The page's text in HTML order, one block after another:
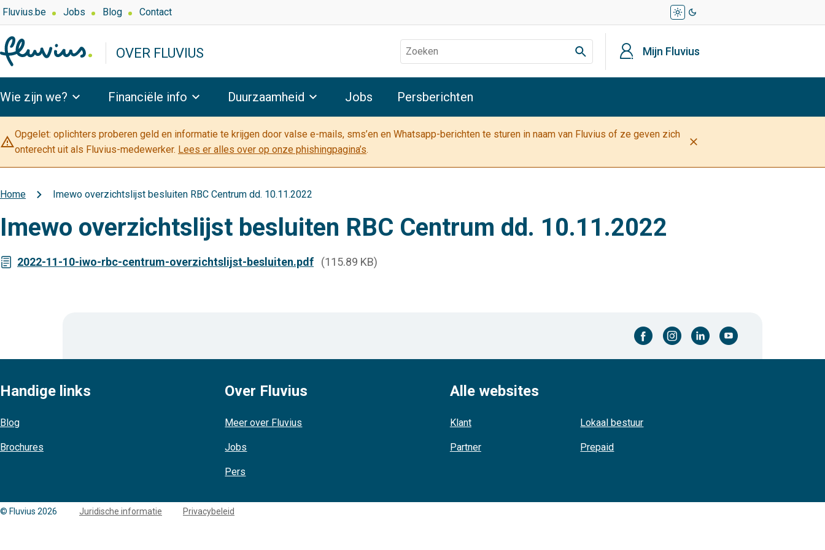
Overslaan
en
naar
de
inhoud
gaan
Top
navigation
Over
Fluvius
Fluvius.be Jobs Blog Contact light_mode dark_mode
OVER FLUVIUS
Zoeken profiel Mijn Fluvius
Wie zijn we? Financiële info Duurzaamheid Jobs Persberichten
warning_amber
Opgelet: oplichters proberen geld en informatie te krijgen door valse e-mails, sms’en en Whatsapp-berichten te sturen in naam van Fluvius of ze geven zich
onterecht uit als Fluvius-medewerker. Lees er alles over op onze phishingpagina’s.
close
Kruimelpad
Home Imewo overzichtslijst besluiten RBC Centrum dd. 10.11.2022
Imewo overzichtslijst besluiten RBC Centrum dd. 10.11.2022
2022-11-10-iwo-rbc-centrum-overzichtslijst-besluiten.pdf (115.89 KB)
facebook-cirkel instagram-cirkel linkedin-cirkel youtube-cirkel
Handige links
Blog
Brochures
Over Fluvius
Meer over Fluvius
Jobs
Pers
Alle websites
Klant
Partner
Lokaal bestuur
Prepaid
© Fluvius 2026
Copyright
Juridische informatie Privacybeleid